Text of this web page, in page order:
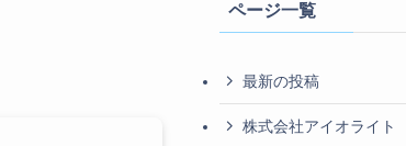
ページ一覧
最新の投稿
株式会社アイオライト